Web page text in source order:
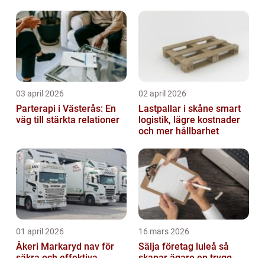
03 april 2026
Parterapi i Västerås: En
väg till stärkta relationer
02 april 2026
Lastpallar i skåne smart
logistik, lägre kostnader
och mer hållbarhet
01 april 2026
Åkeri Markaryd nav för
16 mars 2026
Sälja företag luleå så